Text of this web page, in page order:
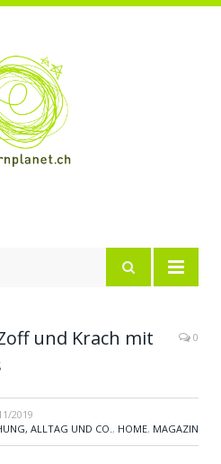
und Krach mit
0
2019
ALLTAG UND CO., HOME, MAGAZIN